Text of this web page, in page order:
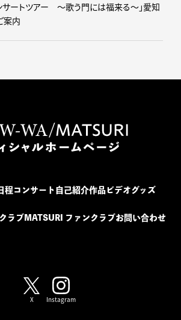
サートツアー ～歌う門には福来る～」愛知
案内
程コンサート 自己紹介作品ビデオグッズ
ラブ MATSURI ファンクラブ お問い合わせ
X Instagram